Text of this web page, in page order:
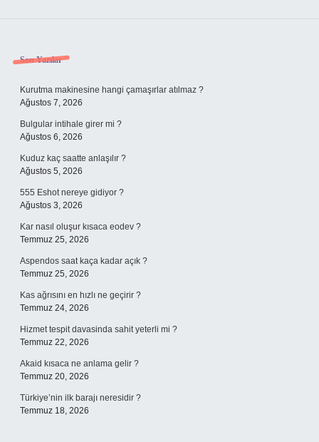
Sidebar
Son Yazılar
Kurutma makinesine hangi çamaşırlar atılmaz ?
Ağustos 7, 2026
Bulgular intihale girer mi ?
Ağustos 6, 2026
Kuduz kaç saatte anlaşılır ?
Ağustos 5, 2026
555 Eshot nereye gidiyor ?
Ağustos 3, 2026
Kar nasıl oluşur kısaca eodev ?
Temmuz 25, 2026
Aspendos saat kaça kadar açık ?
Temmuz 25, 2026
Kas ağrısını en hızlı ne geçirir ?
Temmuz 24, 2026
Hizmet tespit davasinda sahit yeterli mi ?
Temmuz 22, 2026
Akaid kısaca ne anlama gelir ?
Temmuz 20, 2026
Türkiye’nin ilk barajı neresidir ?
Temmuz 18, 2026